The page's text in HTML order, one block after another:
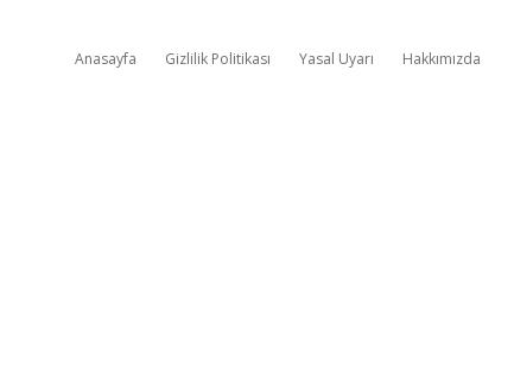
Anasayfa Gizlilik Politikası Yasal Uyarı Hakkımızda